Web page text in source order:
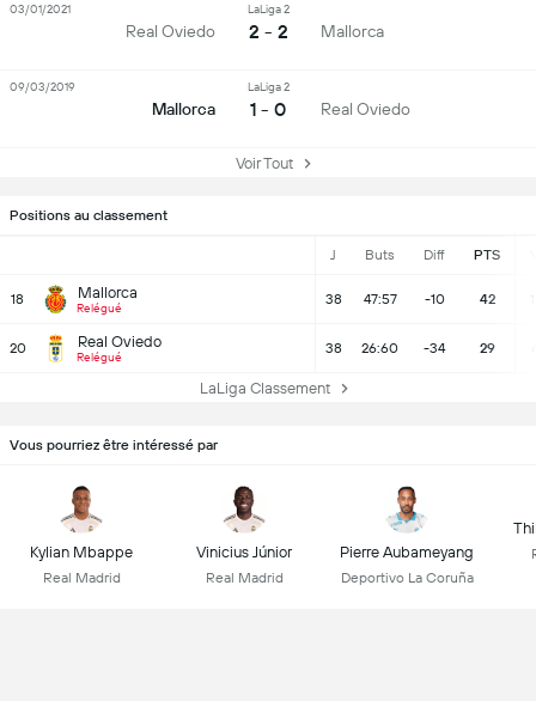
Positions au classement
J Buts Diff PTS
18 Mallorca
Relégué
38 47:57 -10 42
20 Real Oviedo
Relégué
38 26:60 -34 29
LaLiga Classement
Real Oviedo
LaLiga 2
2 - 2 Mallorca
03/01/2021
Mallorca
LaLiga 2
1 - 0 Real Oviedo
09/03/2019
Voir Tout
Vous pourriez être intéressé par
Kylian Mbappe
Real Madrid
Vinicius Júnior
Real Madrid
Pierre Aubameyang
Deportivo La Coruña